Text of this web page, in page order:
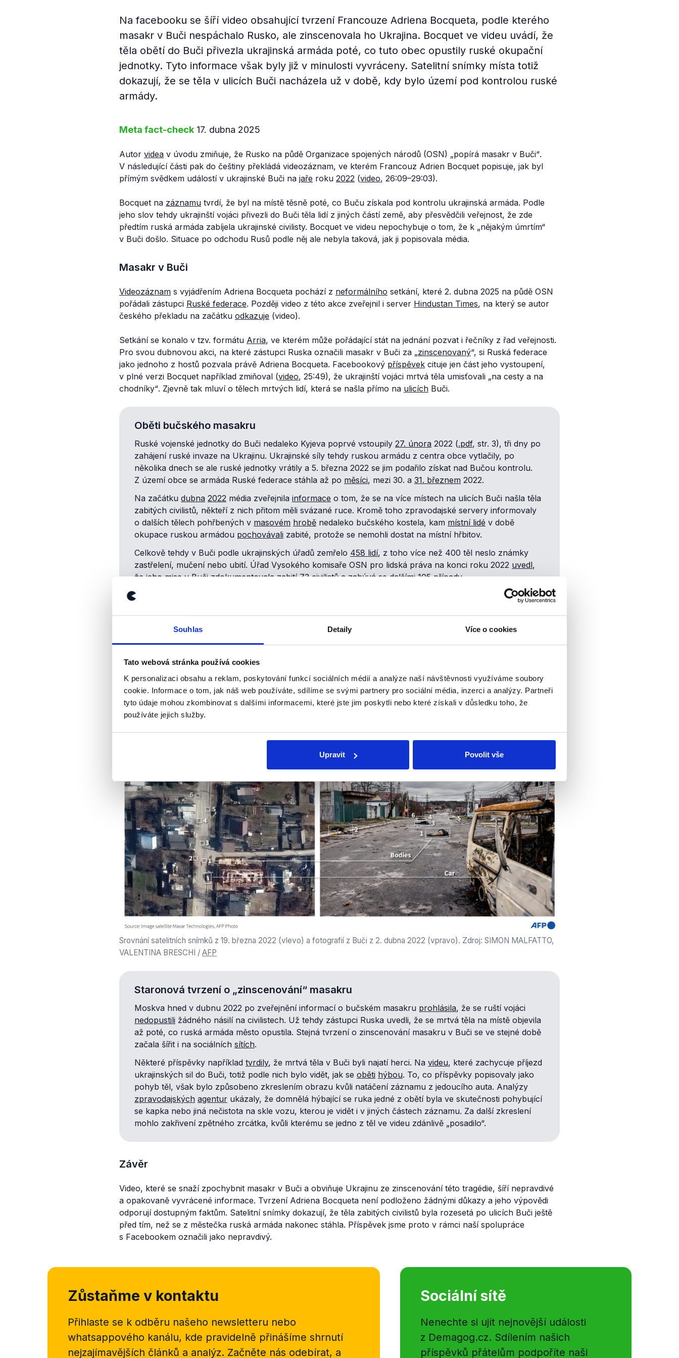
Souhlas Detaily Více o cookies
Tato webová stránka používá cookies
K personalizaci obsahu a reklam, poskytování funkcí sociálních médií a analýze naší návštěvnosti využíváme soubory
cookie. Informace o tom, jak náš web používáte, sdílíme se svými partnery pro sociální média, inzerci a analýzy. Partneři
tyto údaje mohou zkombinovat s dalšími informacemi, které jste jim poskytli nebo které získali v důsledku toho, že
používáte jejich služby.
Upravit Povolit vše
Na facebooku se šíří video obsahující tvrzení Francouze Adriena Bocqueta, podle kterého
masakr v Buči nespáchalo Rusko, ale zinscenovala ho Ukrajina. Bocquet ve videu uvádí, že
těla obětí do Buči přivezla ukrajinská armáda poté, co tuto obec opustily ruské okupační
jednotky. Tyto informace však byly již v minulosti vyvráceny. Satelitní snímky místa totiž
dokazují, že se těla v ulicích Buči nacházela už v době, kdy bylo území pod kontrolou ruské
armády.
Meta fact-check 17. dubna 2025
Autor videa v úvodu zmiňuje, že Rusko na půdě Organizace spojených národů (OSN) „popírá masakr v Buči“.
V následující části pak do češtiny překládá videozáznam, ve kterém Francouz Adrien Bocquet popisuje, jak byl
přímým svědkem událostí v ukrajinské Buči na jaře roku 2022 (video, 26:09–29:03).
Bocquet na záznamu tvrdí, že byl na místě těsně poté, co Buču získala pod kontrolu ukrajinská armáda. Podle
jeho slov tehdy ukrajinští vojáci přivezli do Buči těla lidí z jiných částí země, aby přesvědčili veřejnost, že zde
předtím ruská armáda zabíjela ukrajinské civilisty. Bocquet ve videu nepochybuje o tom, že k „nějakým úmrtím“
v Buči došlo. Situace po odchodu Rusů podle něj ale nebyla taková, jak ji popisovala média.
Masakr v Buči
Videozáznam s vyjádřením Adriena Bocqueta pochází z neformálního setkání, které 2. dubna 2025 na půdě OSN
pořádali zástupci Ruské federace. Později video z této akce zveřejnil i server Hindustan Times, na který se autor
českého překladu na začátku odkazuje (video).
Setkání se konalo v tzv. formátu Arria, ve kterém může pořádající stát na jednání pozvat i řečníky z řad veřejnosti.
Pro svou dubnovou akci, na které zástupci Ruska označili masakr v Buči za „zinscenovaný“, si Ruská federace
jako jednoho z hostů pozvala právě Adriena Bocqueta. Facebookový příspěvek cituje jen část jeho vystoupení,
v plné verzi Bocquet například zmiňoval (video, 25:49), že ukrajinští vojáci mrtvá těla umisťovali „na cesty a na
chodníky“. Zjevně tak mluví o tělech mrtvých lidí, která se našla přímo na ulicích Buči.
Oběti bučského masakru
Ruské vojenské jednotky do Buči nedaleko Kyjeva poprvé vstoupily 27. února 2022 (.pdf, str. 3), tři dny po
zahájení ruské invaze na Ukrajinu. Ukrajinské síly tehdy ruskou armádu z centra obce vytlačily, po
několika dnech se ale ruské jednotky vrátily a 5. března 2022 se jim podařilo získat nad Bučou kontrolu.
Z území obce se armáda Ruské federace stáhla až po měsíci, mezi 30. a 31. březnem 2022.
Na začátku dubna 2022 média zveřejnila informace o tom, že se na více místech na ulicích Buči našla těla
zabitých civilistů, někteří z nich přitom měli svázané ruce. Kromě toho zpravodajské servery informovaly
o dalších tělech pohřbených v masovém hrobě nedaleko bučského kostela, kam místní lidé v době
okupace ruskou armádou pochovávali zabité, protože se nemohli dostat na místní hřbitov.
Celkově tehdy v Buči podle ukrajinských úřadů zemřelo 458 lidí, z toho více než 400 těl neslo známky
zastřelení, mučení nebo ubití. Úřad Vysokého komisaře OSN pro lidská práva na konci roku 2022 uvedl,
že jeho mise v Buči zdokumentovala zabití 73 civilistů a zabývá se dalšími 105 případy.
AdrienBocquet nezveřejnilžádné důkazy, které by jeho vyjádření podporovaly.Neposkytlani doklady, které by
prokazovaly jeho přítomnost v Buči na přelomu března a dubna 2022.
, která Bocqueta podle jeho slov
Bocquetovo tvrzení, že těla do Buči přivezli až ukrajinští vojáci, je navíc v jasném rozporu s veřejně dostupnými
informacemi.
Podle
satelitních snímků totiž byla těla obětí v ulicích Buči již v době, kdy město bylo pod kontrolou
ruských vojáků – 19. března 2022. Na stejných místech, kde je zachycují satelitní fotografie, těla zůstala až do
prvních dubnových dní. Umístění těl na satelitních snímcích odpovídá lokacím, ve kterých jsou zemřelí
vidět
například na fotografiích pořízených
Srovnání satelitních snímků z 19. března 2022 (vlevo) a fotografií z Buči z 2. dubna 2022 (vpravo). Zdroj: SIMON MALFATTO,
VALENTINA BRESCHI / AFP
Staronová tvrzení o „zinscenování“ masakru
Moskva hned v dubnu 2022 po zveřejnění informací o bučském masakru prohlásila, že se ruští vojáci
nedopustili žádného násilí na civilistech. Už tehdy zástupci Ruska uvedli, že se mrtvá těla na místě objevila
až poté, co ruská armáda město opustila. Stejná tvrzení o zinscenování masakru v Buči se ve stejné době
začala šířit i na sociálních sítích.
Některé příspěvky například tvrdily, že mrtvá těla v Buči byli najatí herci. Na videu, které zachycuje příjezd
ukrajinských sil do Buči, totiž podle nich bylo vidět, jak se oběti hýbou. To, co příspěvky popisovaly jako
pohyb těl, však bylo způsobeno zkreslením obrazu kvůli natáčení záznamu z jedoucího auta. Analýzy
zpravodajských agentur ukázaly, že domnělá hýbající se ruka jedné z obětí byla ve skutečnosti pohybující
se kapka nebo jiná nečistota na skle vozu, kterou je vidět i v jiných částech záznamu. Za další zkreslení
mohlo zakřivení zpětného zrcátka, kvůli kterému se jedno z těl ve videu zdánlivě „posadilo“.
Závěr
Video, které se snaží zpochybnit masakr v Buči a obviňuje Ukrajinu ze zinscenování této tragédie, šíří nepravdivé
a opakovaně vyvrácené informace. Tvrzení Adriena Bocqueta není podloženo žádnými důkazy a jeho výpovědi
odporují dostupným faktům. Satelitní snímky dokazují, že těla zabitých civilistů byla rozesetá po ulicích Buči ještě
před tím, než se z městečka ruská armáda nakonec stáhla. Příspěvek jsme proto v rámci naší spolupráce
s Facebookem označili jako nepravdivý.
Zůstaňme v kontaktu
Přihlaste se k odběru našeho newsletteru nebo
whatsappového kanálu, kde pravidelně přinášíme shrnutí
nejzajímavějších článků a analýz. Začněte nás odebírat, a
Sociální sítě
Nenechte si ujít nejnovější události
z Demagog.cz. Sdílením našich
příspěvků přátelům podpoříte naši